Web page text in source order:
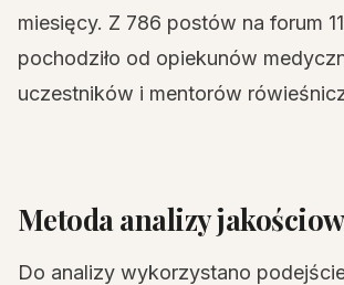
miesięcy. Z 786 postów na forum
pochodziło od opiekunów
uczestników i mentorów
Metoda analizy
Do analizy wykorzystano